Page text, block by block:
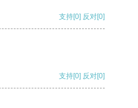
支持[0] 反对[0]
支持[0] 反对[0]